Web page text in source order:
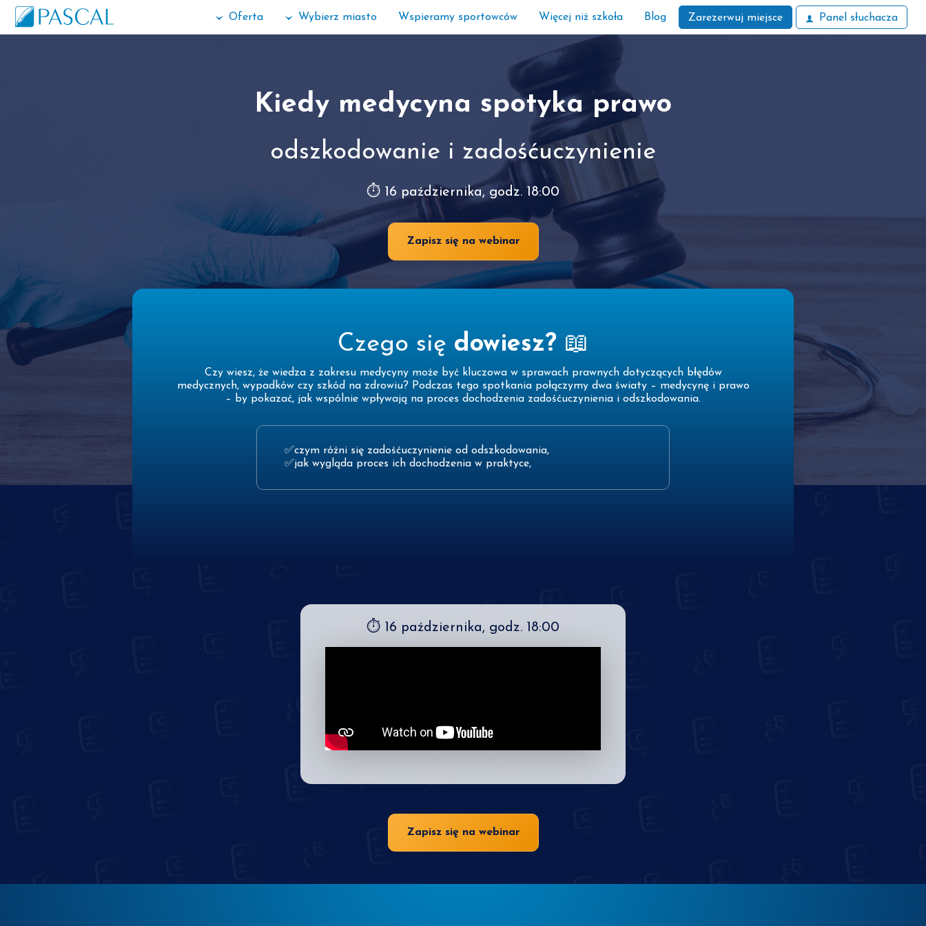
Oferta Wybierz miasto Wspieramy sportowców Więcej niż szkoła Blog Zarezerwuj miejsce Panel słuchacza
Kiedy medycyna spotyka prawo
odszkodowanie i zadośćuczynienie
⏱ 16 października, godz. 18:00
Zapisz się na webinar
Czego się dowiesz? 📖
Czy wiesz, że wiedza z zakresu medycyny może być kluczowa w sprawach prawnych dotyczących błędów
medycznych, wypadków czy szkód na zdrowiu? Podczas tego spotkania połączymy dwa światy – medycynę i prawo
– by pokazać, jak wspólnie wpływają na proces dochodzenia zadośćuczynienia i odszkodowania.
czym różni się zadośćuczynienie od odszkodowania,
jak wygląda proces ich dochodzenia w praktyce,
⏱ 16 października, godz. 18:00
Zapisz się na webinar